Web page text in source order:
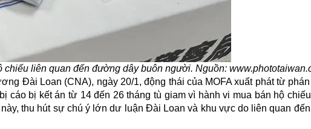
chiếu liên quan đến đường dây buôn người. Nguồn:
Đài Loan (CNA), ngày 20/1, động thái của MOFA xuất phát từ
cáo bị kết án từ 14 đến 26 tháng tù giam vì hành vi mua bán hộ
thu hút sự chú ý lớn dư luận Đài Loan và khu vực do liên quan